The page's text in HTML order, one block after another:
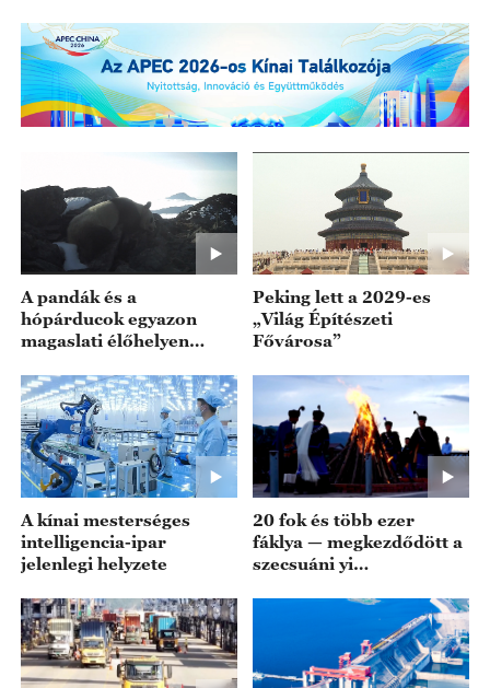
A pandák és a
hópárducok egyazon
magaslati élőhelyen
Peking lett a 2029-es
„Világ Építészeti
Fővárosa”
A kínai mesterséges
intelligencia-ipar
jelenlegi helyzete
20 fok és több ezer
fáklya — megkezdődött a
szecsuáni yi